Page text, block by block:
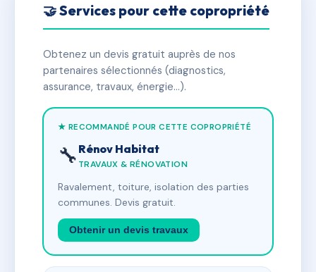
🤝 Services pour cette copropriété
Obtenez un devis gratuit auprès de nos
partenaires sélectionnés (diagnostics,
assurance, travaux, énergie…).
★ RECOMMANDÉ POUR CETTE COPROPRIÉTÉ
🔧 Rénov Habitat
TRAVAUX & RÉNOVATION
Ravalement, toiture, isolation des parties
communes. Devis gratuit.
Obtenir un devis travaux